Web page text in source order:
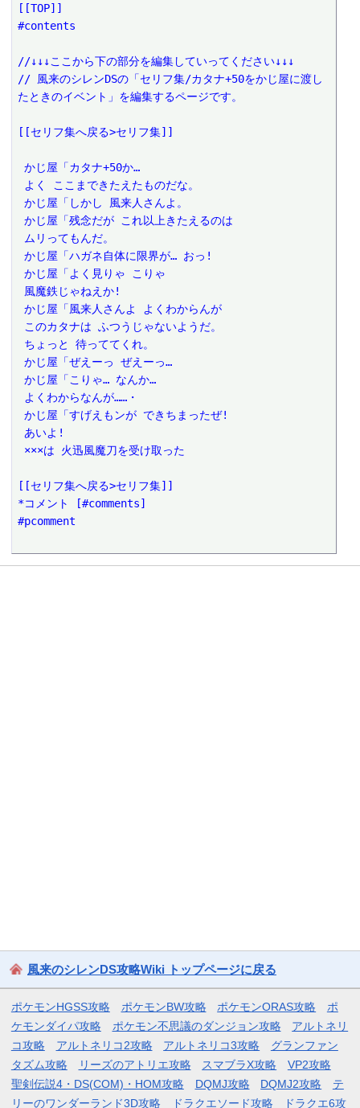
[[TOP]]
#contents
//↓↓↓ここから下の部分を編集していってください↓↓↓
// 風来のシレンDSの「セリフ集/カタナ+50をかじ屋に渡し
たときのイベント」を編集するページです。
[[セリフ集へ戻る>セリフ集]]
かじ屋「カタナ+50か…
よく ここまできたえたものだな。
かじ屋「しかし 風来人さんよ。
かじ屋「残念だが これ以上きたえるのは
ムリってもんだ。
かじ屋「ハガネ自体に限界が… おっ!
かじ屋「よく見りゃ こりゃ
風魔鉄じゃねえか!
かじ屋「風来人さんよ よくわからんが
このカタナは ふつうじゃないようだ。
ちょっと 待っててくれ。
かじ屋「ぜえーっ ぜえーっ…
かじ屋「こりゃ… なんか…
よくわからなんが……・
かじ屋「すげえもンが できちまったぜ!
あいよ!
×××は 火迅風魔刀を受け取った
[[セリフ集へ戻る>セリフ集]]
*コメント [#comments]
#pcomment
風来のシレンDS攻略Wiki トップページに戻る
ポケモンHGSS攻略 ポケモンBW攻略 ポケモンORAS攻略
ポ
ケモンダイパ攻略
ポケモン不思議のダンジョン攻略
アルトネリ
コ攻略
アルトネリコ2攻略 アルトネリコ3攻略
グランファン
タズム攻略
リーズのアトリエ攻略 スマブラX攻略
VP2攻略
聖剣伝説4・DS(COM)・HOM攻略
DQMJ攻略 DQMJ2攻略
テ
リーのワンダーランド3D攻略
ドラクエソード攻略 ドラクエ6攻